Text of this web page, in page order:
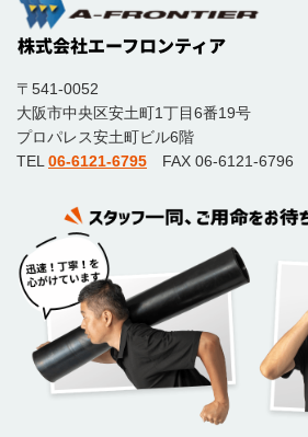
〒541-0052
大阪市中央区安土町1丁目6番19号
プロパレス安土町ビル6階
TEL 06-6121-6795 FAX 06-6121-6796